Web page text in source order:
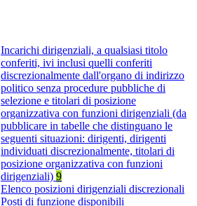
Incarichi dirigenziali, a qualsiasi titolo
conferiti, ivi inclusi quelli conferiti
discrezionalmente dall'organo di indirizzo
politico senza procedure pubbliche di
selezione e titolari di posizione
organizzativa con funzioni dirigenziali (da
pubblicare in tabelle che distinguano le
seguenti situazioni: dirigenti, dirigenti
individuati discrezionalmente, titolari di
posizione organizzativa con funzioni
dirigenziali) 9
Elenco posizioni dirigenziali discrezionali
Posti di funzione disponibili